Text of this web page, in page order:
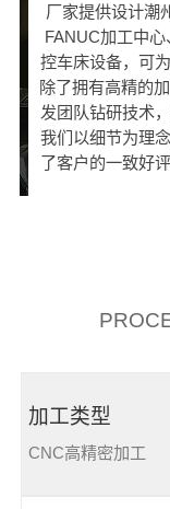
厂家提供设计潮
FANUC加工中
控车床设备，可
除了拥有高精的
发团队钻研技术
我们以细节为理
了客户的一致好
加工类型
CNC高精密加工